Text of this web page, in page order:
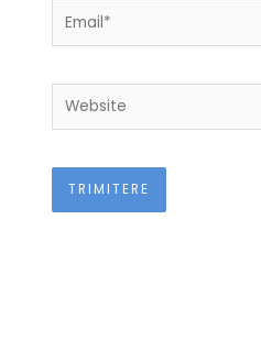
Email*
Website